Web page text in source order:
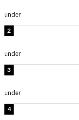
under
under
under